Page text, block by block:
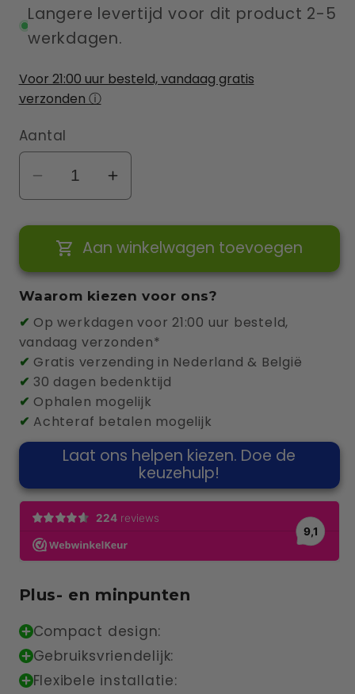
Langere levertijd voor dit product 2-5
werkdagen.
Voor 21:00 uur besteld, vandaag gratis
verzonden ⓘ
Aantal
Aantal
verlagen
voor
Zaptec
Go
2
22kw
+
Zaptec
Sense
p1
(Bidirectioneel
ready)
Aantal
verhogen
voor
Zaptec
Go
2
+
Zaptec
Sense
p1
(Bidirectioneel
ready)
Aan winkelwagen toevoegen
Waarom kiezen voor ons?
✔ Op werkdagen voor 21:00 uur besteld,
vandaag verzonden*
✔ Gratis verzending in Nederland & België
✔ 30 dagen bedenktijd
✔ Ophalen mogelijk
✔ Achteraf betalen mogelijk
Laat ons helpen kiezen. Doe de
keuzehulp!
Plus- en minpunten
Compact design:
Gebruiksvriendelijk:
Flexibele installatie: